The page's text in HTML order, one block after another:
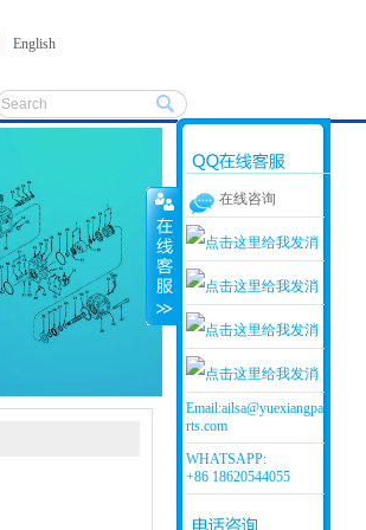
English
在线咨询
客服1
客服2
客服3
在线客服小娟
Email:ailsa@yuexiangpa
rts.com
WHATSAPP:
+86 18620544055